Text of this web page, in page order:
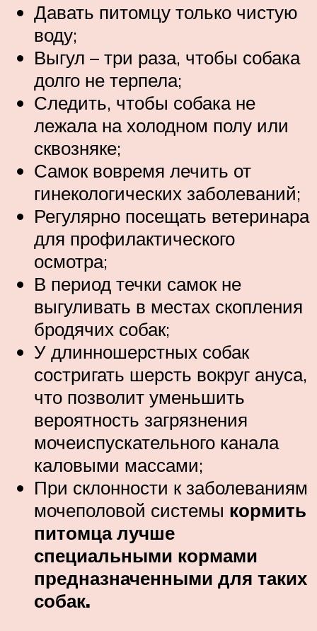
Давать питомцу только чистую
воду;
Выгул – три раза, чтобы собака
долго не терпела;
Следить, чтобы собака не
лежала на холодном полу или
сквозняке;
Самок вовремя лечить от
гинекологических заболеваний;
Регулярно посещать ветеринара
для профилактического
осмотра;
В период течки самок не
выгуливать в местах скопления
бродячих собак;
У длинношерстных собак
состригать шерсть вокруг ануса,
что позволит уменьшить
вероятность загрязнения
мочеиспускательного канала
каловыми массами;
При склонности к заболеваниям
мочеполовой системы кормить
питомца лучше
специальными кормами
предназначенными для таких
собак.